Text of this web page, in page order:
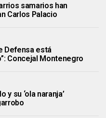
samarios han
Carlos Palacio
Defensa está
Concejal Montenegro
y su ‘ola naranja’